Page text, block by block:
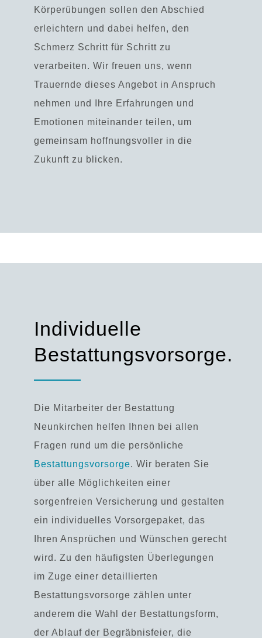
Körperübungen sollen den Abschied
erleichtern und dabei helfen, den
Schmerz Schritt für Schritt zu
verarbeiten. Wir freuen uns, wenn
Trauernde dieses Angebot in Anspruch
nehmen und Ihre Erfahrungen und
Emotionen miteinander teilen, um
gemeinsam hoffnungsvoller in die
Zukunft zu blicken.
Individuelle
Bestattungsvorsorge.
Die Mitarbeiter der Bestattung
Neunkirchen helfen Ihnen bei allen
Fragen rund um die persönliche
Bestattungsvorsorge. Wir beraten Sie
über alle Möglichkeiten einer
sorgenfreien Versicherung und gestalten
ein individuelles Vorsorgepaket, das
Ihren Ansprüchen und Wünschen gerecht
wird. Zu den häufigsten Überlegungen
im Zuge einer detaillierten
Bestattungsvorsorge zählen unter
anderem die Wahl der Bestattungsform,
der Ablauf der Begräbnisfeier, die